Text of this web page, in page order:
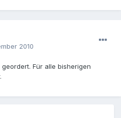
2010
Für alle bisherigen